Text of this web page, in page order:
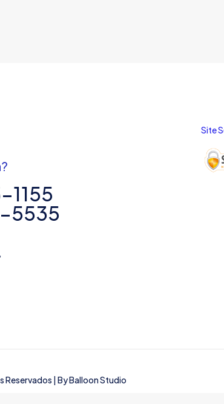
1155
5535
Site
Reservados | ByBalloon Studio